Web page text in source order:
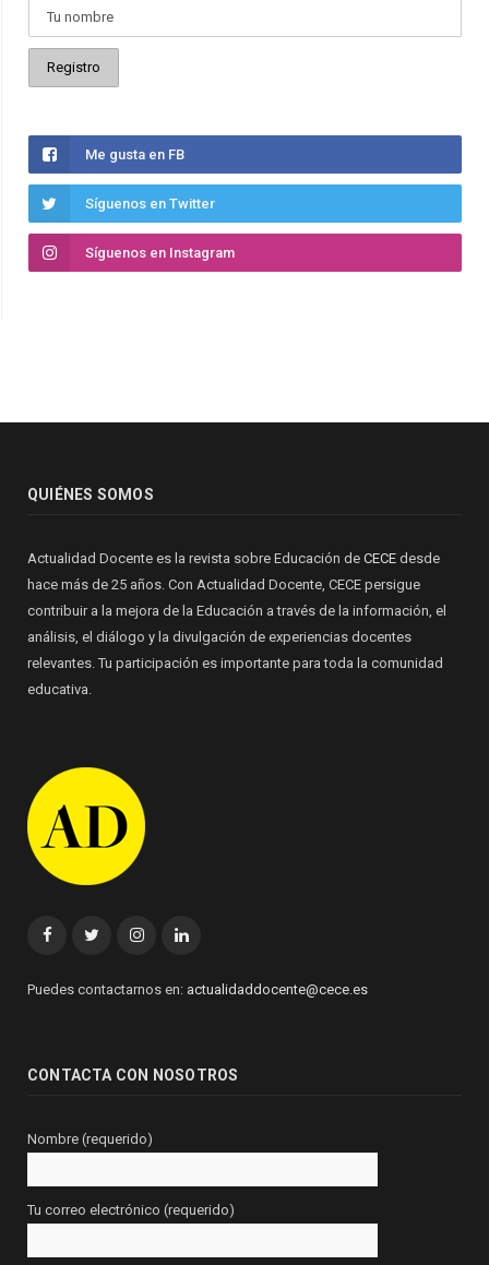
Me gusta en FB
Síguenos en Twitter
Síguenos en Instagram
QUIÉNES SOMOS
Actualidad Docente es la revista sobre Educación de CECE desde
hace más de 25 años. Con Actualidad Docente, CECE persigue
contribuir a la mejora de la Educación a través de la información, el
análisis, el diálogo y la divulgación de experiencias docentes
relevantes. Tu participación es importante para toda la comunidad
educativa.
FacebookTwitterInstagramLinkedin
Puedes contactarnos en: actualidaddocente@cece.es
CONTACTA CON NOSOTROS
Nombre (requerido)
Tu correo electrónico (requerido)